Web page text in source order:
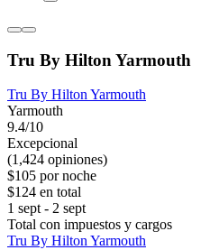
Tru By Hilton Yarmouth
Tru By Hilton Yarmouth
Yarmouth
9.4/10
Excepcional
(1,424 opiniones)
$105 por noche
$124 en total
1 sept - 2 sept
Total con impuestos y cargos
Tru By Hilton Yarmouth